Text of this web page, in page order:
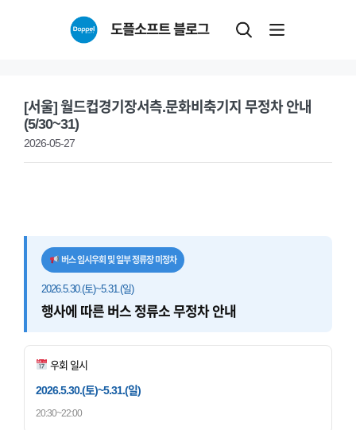
도플소프트 블로그
[서울] 월드컵경기장서측.문화비축기지 무정차 안내
(5/30~31)
2026-05-27
버스 임시우회 및 일부 정류장 미정차
2026.5.30.(토)~5.31.(일)
행사에 따른 버스 정류소 무정차 안내
우회 일시
2026.5.30.(토)~5.31.(일)
20:30~22:00